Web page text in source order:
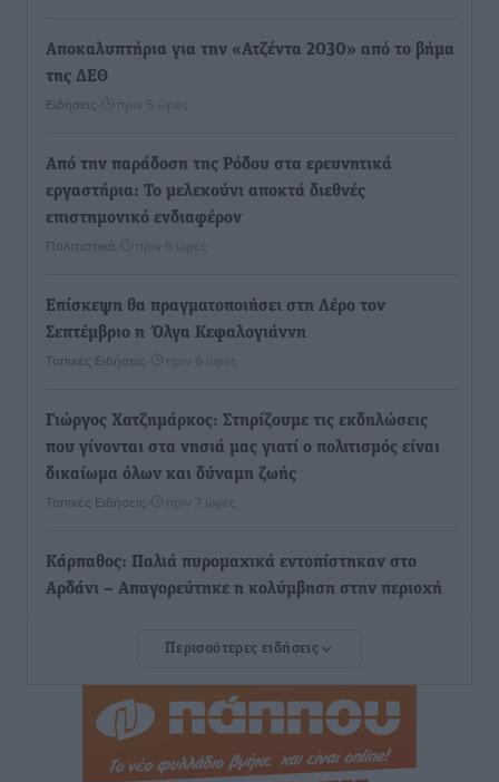
Αποκαλυπτήρια για την «Ατζέντα 2030» από το βήμα
της ΔΕΘ
Ειδήσεις πριν 5 ώρες
Από την παράδοση της Ρόδου στα ερευνητικά
εργαστήρια: Το μελεκούνι αποκτά διεθνές
επιστημονικό ενδιαφέρον
Πολιτιστικά πριν 5 ώρες
Επίσκεψη θα πραγματοποιήσει στη Λέρο τον
Σεπτέμβριο η Όλγα Κεφαλογιάννη
Τοπικές Ειδήσεις πριν 6 ώρες
Γιώργος Χατζημάρκος: Στηρίζουμε τις εκδηλώσεις
που γίνονται στα νησιά μας γιατί ο πολιτισμός είναι
δικαίωμα όλων και δύναμη ζωής
Τοπικές Ειδήσεις πριν 7 ώρες
Κάρπαθος: Παλιά πυρομαχικά εντοπίστηκαν στο
Αρδάνι – Απαγορεύτηκε η κολύμβηση στην περιοχή
εφησυχασμού» – Σε πλήρη ετοιμότητα ο μηχανισμός
Ειδήσεις• πριν 8 ώρες
Περισσότερες ειδήσεις